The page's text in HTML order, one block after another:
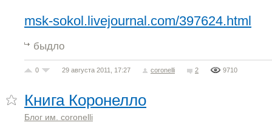
msk-sokol.livejournal.com/397624.html
быдло
0 29 августа 2011, 17:27 coronelli 2 9710
Книга Коронелло
Блог им. coronelli